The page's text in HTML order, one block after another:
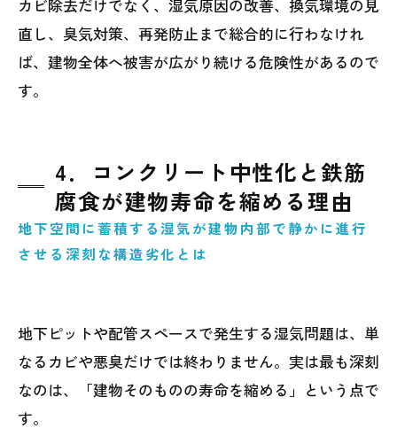
カビ除去だけでなく、湿気原因の改善、換気環境の見
直し、臭気対策、再発防止まで総合的に行わなけれ
ば、建物全体へ被害が広がり続ける危険性があるので
す。
4．コンクリート中性化と鉄筋
腐食が建物寿命を縮める理由
地下空間に蓄積する湿気が建物内部で静かに進行
させる深刻な構造劣化とは
地下ピットや配管スペースで発生する湿気問題は、単
なるカビや悪臭だけでは終わりません。実は最も深刻
なのは、「建物そのものの寿命を縮める」という点で
す。